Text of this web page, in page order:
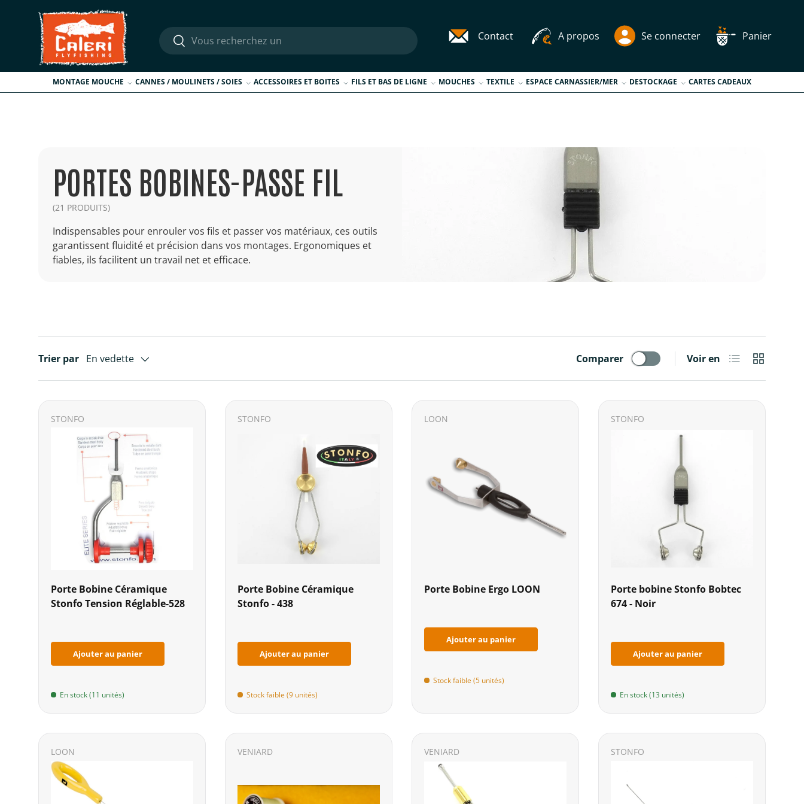
Aller au contenu
Recherche
Rechercher Contact A propos Se connecter Panier
MONTAGE MOUCHE CANNES / MOULINETS / SOIES ACCESSOIRES ET BOITES FILS ET BAS DE LIGNE MOUCHES TEXTILE ESPACE CARNASSIER/MER DESTOCKAGE CARTES CADEAUX
PORTES BOBINES-PASSE FIL
(21 PRODUITS)
Indispensables pour enrouler vos fils et passer vos matériaux, ces outils
garantissent fluidité et précision dans vos montages. Ergonomiques et
fiables, ils facilitent un travail net et efficace.
Trier par En vedette Comparer Voir en Liste Grille
STONFO
Porte Bobine Céramique
Stonfo Tension Réglable-528
Ajouter au panier
En stock (11 unités)
STONFO
Porte Bobine Céramique
Stonfo - 438
Ajouter au panier
Stock faible (9 unités)
LOON
Porte Bobine Ergo LOON
Ajouter au panier
Stock faible (5 unités)
STONFO
Porte bobine Stonfo Bobtec
674 - Noir
Ajouter au panier
En stock (13 unités)
LOON VENIARD VENIARD STONFO